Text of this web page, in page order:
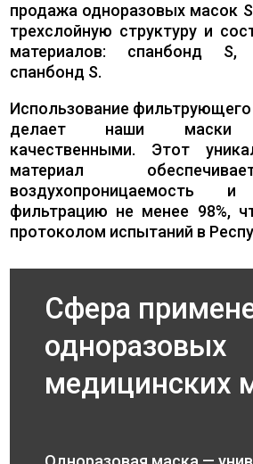
продажа одноразовых масок
трехслойную структуру и
материалов: спанбонд S,
спанбонд S.
Использование
делает наши маски
качественными. Этот
материал
воздухопроницаемость и
фильтрацию не менее 98%,
протоколом испытаний в
Сфера
одноразовых
медицинских